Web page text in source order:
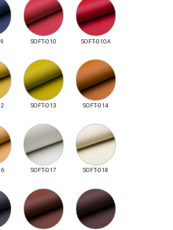
SOFT-010 SOFT-010A
SOFT-013 SOFT-014
SOFT-017 SOFT-018